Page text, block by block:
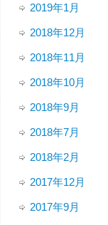
2019年1月
2018年12月
2018年11月
2018年10月
2018年9月
2018年7月
2018年2月
2017年12月
2017年9月